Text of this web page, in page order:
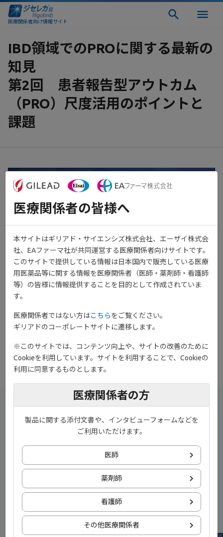
医療関係者向け情報サイト
IBD領域でのPROに関する最新の
知見
第2回 患者報告型アウトカム
（PRO）尺度活用のポイントと
課題
「IBD領域でのPROに関する最新の知見」の第2回として、「患者
報告型アウトカム（PRO）尺度活用のポイントと課題」につい
て、京都大学大学院医学研究科 地域医療システム学講座 臨床疫学
グループ 特定講師 山崎大先生にご解説いただいております。
京都大学大学院医学研究科
地域医療システム学講座 臨床疫学グループ 特定講
新着コンテンツ
医療関係者の皆様へ
本サイトはギリアド・サイエンシズ株式会社、エーザイ株式会
社、EAファーマ社が共同運営する医療関係者向けサイトです。
このサイトで提供している情報は日本国内で販売している医療
用医薬品等に関する情報を医療関係者（医師・薬剤師・看護師
等）の皆様に情報提供することを目的として作成されていま
す。
医療関係者ではない方はこちらをご覧ください。
ギリアドのコーポレートサイトに遷移します。
※このサイトでは、コンテンツ向上や、サイトの改善のために
Cookieを利用しています。サイトを利用することで、Cookieの
利用に同意するものとします。
医療関係者の方
製品に関する添付文書や、インタビューフォームなどを
ご利用いただけます。
医師
薬剤師
看護師
その他医療関係者